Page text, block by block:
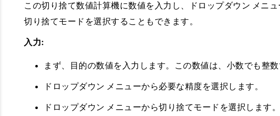
この切り捨て数値計算機に数値を入力し、ドロップダウン メニ
切り捨てモードを選択することもできます。
入力:
まず、目的の数値を入力します。この数値は、小数でも整数
ドロップダウン メニューから必要な精度を選択します。
ドロップダウン メニューから切り捨てモードを選択します。